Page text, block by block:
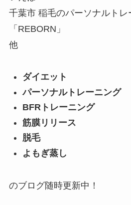
千葉市 稲毛のパーソナルトレ
「REBORN」
他
ダイエット
パーソナルトレーニング
BFRトレーニング
筋膜リリース
脱毛
よもぎ蒸し
のブログ随時更新中！